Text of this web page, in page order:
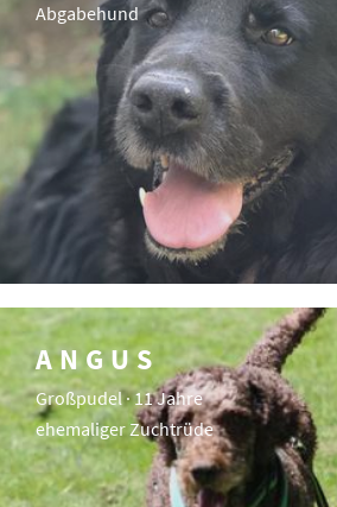
Abgabehund
ANGUS
Großpudel · 11 Jahre
ehemaliger Zuchtrüde